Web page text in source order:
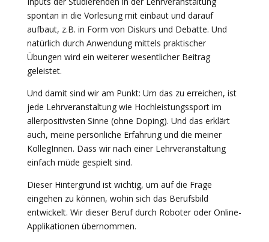
spontan in die Vorlesung mit einbaut und darauf
aufbaut, z.B. in Form von Diskurs und Debatte. Und
natürlich durch Anwendung mittels praktischer
Übungen wird ein weiterer wesentlicher Beitrag
geleistet.
Und damit sind wir am Punkt: Um das zu erreichen, ist
jede Lehrveranstaltung wie Hochleistungssport im
allerpositivsten Sinne (ohne Doping). Und das erklärt
auch, meine persönliche Erfahrung und die meiner
KollegInnen. Dass wir nach einer Lehrveranstaltung
einfach müde gespielt sind.
Dieser Hintergrund ist wichtig, um auf die Frage
eingehen zu können, wohin sich das Berufsbild
entwickelt. Wir dieser Beruf durch Roboter oder Online-
Applikationen übernommen.